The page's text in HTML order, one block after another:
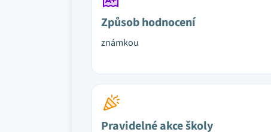
Způsob hodnocení
známkou
Pravidelné akce školy